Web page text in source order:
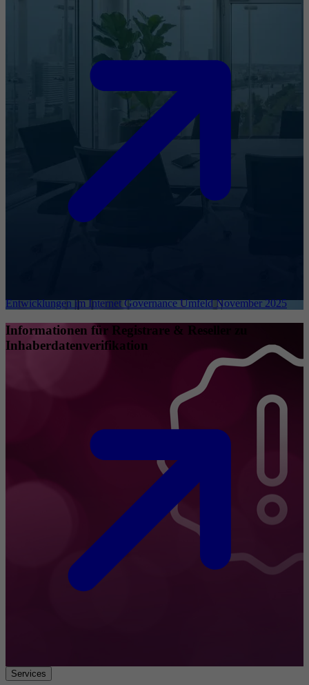
Entwicklungen im Internet Governance Umfeld November 2025
Informationen für Registrare & Reseller zu
Inhaberdatenverifikation
Services